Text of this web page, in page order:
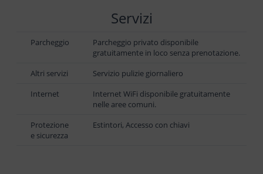
Servizi
Parcheggio
Parcheggio privato disponibile
gratuitamente in loco senza prenotazione.
Altri servizi
Servizio pulizie giornaliero
Internet
Internet WiFi disponibile gratuitamente
nelle aree comuni.
Protezione
e sicurezza
Estintori, Accesso con chiavi